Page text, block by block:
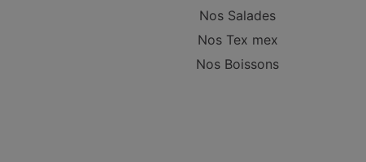
Nos Salades
Nos Tex mex
Nos Boissons